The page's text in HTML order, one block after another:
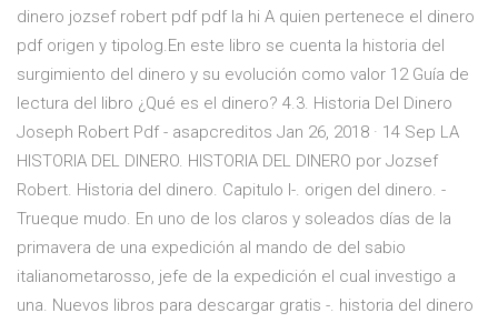
dinero jozsef robert pdf pdf la hi A quien pertenece el dinero
pdf origen y tipolog.En este libro se cuenta la historia del
surgimiento del dinero y su evolución como valor 12 Guía de
lectura del libro ¿Qué es el dinero? 4.3. Historia Del Dinero
Joseph Robert Pdf - asapcreditos Jan 26, 2018 · 14 Sep LA
HISTORIA DEL DINERO. HISTORIA DEL DINERO por Jozsef
Robert. Historia del dinero. Capitulo I-. origen del dinero. -
Trueque mudo. En uno de los claros y soleados días de la
primavera de una expedición al mando de del sabio
italianometarosso, jefe de la expedición el cual investigo a
una. Nuevos libros para descargar gratis -. historia del dinero